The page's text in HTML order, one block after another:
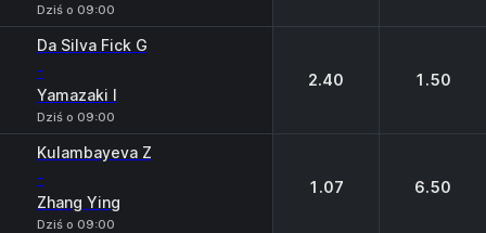
Dziś o 09:00
Da Silva Fick G
-
Yamazaki I
Dziś o 09:00
2.40 1.50
Kulambayeva Z
-
Zhang Ying
Dziś o 09:00
1.07 6.50